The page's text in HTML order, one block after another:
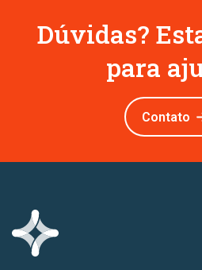
Dúvidas?
para
Contato